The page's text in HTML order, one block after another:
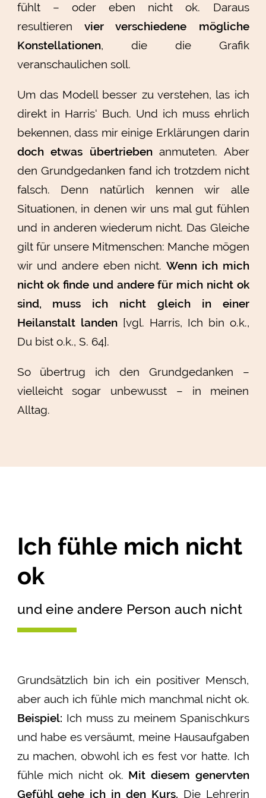
fühlt – oder eben nicht ok. Daraus
resultieren vier verschiedene mögliche
Konstellationen, die die Grafik
veranschaulichen soll.
Um das Modell besser zu verstehen, las ich
direkt in Harris‘ Buch. Und ich muss ehrlich
bekennen, dass mir einige Erklärungen darin
doch etwas übertriebenanmuteten. Aber
den Grundgedanken fand ich trotzdem nicht
falsch. Denn natürlich kennen wir alle
Situationen, in denen wir uns mal gut fühlen
und in anderen wiederum nicht. Das Gleiche
gilt für unsere Mitmenschen: Manche mögen
wir und andere eben nicht.Wenn ich mich
nicht ok finde und andere für mich nicht ok
sind, muss ich nicht gleich in einer
Heilanstalt landen [vgl. Harris, Ich bin o.k.,
Du bist o.k., S. 64].
So übertrug ich den Grundgedanken –
vielleicht sogar unbewusst – in meinen
Alltag.
Ich fühle mich nicht
ok
und eine andere Person auch nicht
Grundsätzlich bin ich ein positiver Mensch,
aber auch ich fühle mich manchmal nicht ok.
Beispiel: Ich muss zu meinem Spanischkurs
und habe es versäumt, meine Hausaufgaben
zu machen, obwohl ich es fest vor hatte. Ich
fühle mich nicht ok. Mit diesem genervten
Gefühl gehe ich in den Kurs. Die Lehrerin